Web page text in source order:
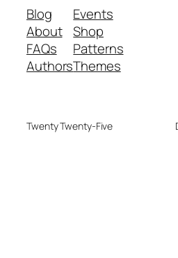
Blog
About
FAQs
Authors
Events
Shop
Patterns
Themes
Twenty Twenty-Five